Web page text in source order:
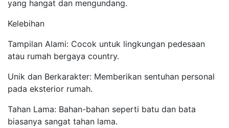
yang hangat dan mengundang.
Kelebihan
Tampilan Alami: Cocok untuk lingkungan pedesaan
atau rumah bergaya country.
Unik dan Berkarakter: Memberikan sentuhan personal
pada eksterior rumah.
Tahan Lama: Bahan-bahan seperti batu dan bata
biasanya sangat tahan lama.